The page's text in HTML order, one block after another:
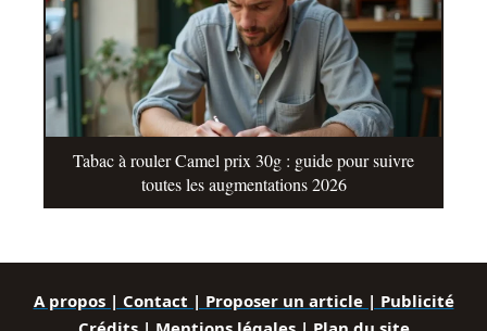
Tabac à rouler Camel prix 30g : guide pour suivre
toutes les augmentations 2026
A propos | Contact | Proposer un article | Publicité